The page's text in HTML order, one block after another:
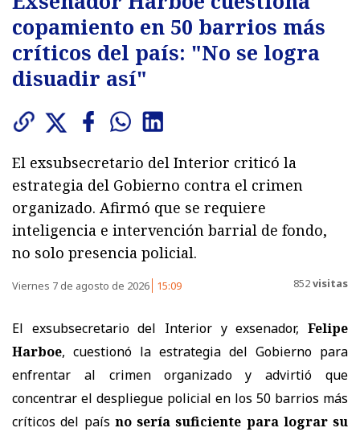
copamiento en 50 barrios más
críticos del país: "No se logra
disuadir así"
El exsubsecretario del Interior criticó la
estrategia del Gobierno contra el crimen
organizado. Afirmó que se requiere
inteligencia e intervención barrial de fondo,
no solo presencia policial.
Viernes 7 de agosto de 2026 15:09 852visitas
El exsubsecretario del Interior y exsenador, Felipe
Harboe, cuestionó la estrategia del Gobierno para
enfrentar al crimen organizado y advirtió que
concentrar el despliegue policial en los 50 barrios más
críticos del país no sería suficiente para lograr su